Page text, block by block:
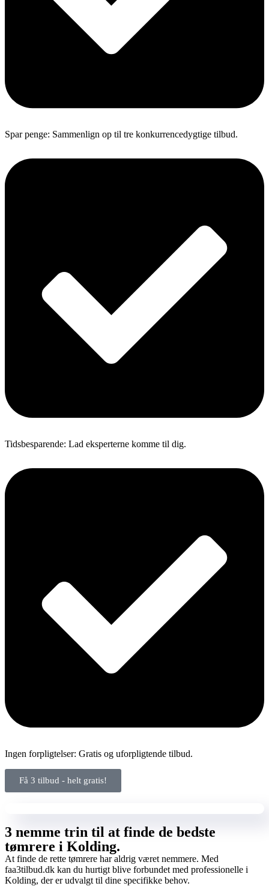
Spar penge: Sammenlign op til tre konkurrencedygtige tilbud.
Tidsbesparende: Lad eksperterne komme til dig.
Ingen forpligtelser: Gratis og uforpligtende tilbud.
Få 3 tilbud - helt gratis!
3 nemme trin til at finde de bedste
tømrere i Kolding.
At finde de rette tømrere har aldrig været nemmere. Med
faa3tilbud.dk kan du hurtigt blive forbundet med professionelle i
Kolding, der er udvalgt til dine specifikke behov.